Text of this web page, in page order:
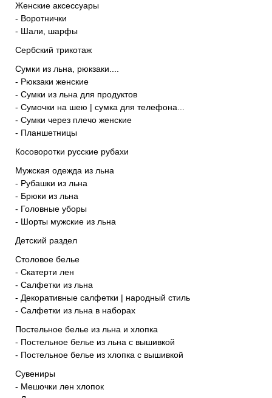
Женские аксессуары
- Воротнички
- Шали, шарфы
Сербский трикотаж
Сумки из льна, рюкзаки....
- Рюкзаки женские
- Сумки из льна для продуктов
- Сумочки на шею | сумка для телефона...
- Сумки через плечо женские
- Планшетницы
Косоворотки русские рубахи
Мужская одежда из льна
- Рубашки из льна
- Брюки из льна
- Головные уборы
- Шорты мужские из льна
Детский раздел
Столовое белье
- Скатерти лен
- Салфетки из льна
- Декоративные салфетки | народный стиль
- Салфетки из льна в наборах
Постельное белье из льна и хлопка
- Постельное белье из льна с вышивкой
- Постельное белье из хлопка с вышивкой
Сувениры
- Мешочки лен хлопок